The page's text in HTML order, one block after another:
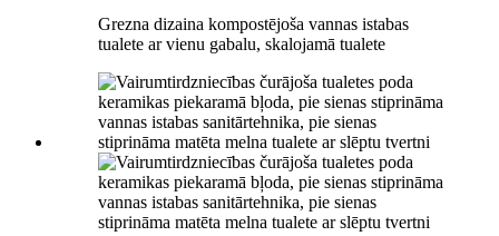
Grezna dizaina kompostējoša vannas istabas
tualete ar vienu gabalu, skalojamā tualete